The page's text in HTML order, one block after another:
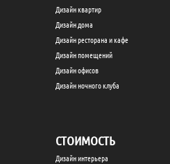
Дизайн квартир
Дизайн дома
Дизайн ресторана и кафе
Дизайн помещений
Дизайн офисов
Дизайн ночного клуба
СТОИМОСТЬ
Дизайн интерьера